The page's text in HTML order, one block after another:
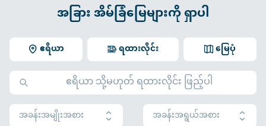
အခြား အိမ်ခြံမြေများကို ရှာပါ
ဧရိယာ မြေပုံ
ရထားလိုင်း
အခန်းအမျိုးအစား
အခန်းအရွယ်အစား